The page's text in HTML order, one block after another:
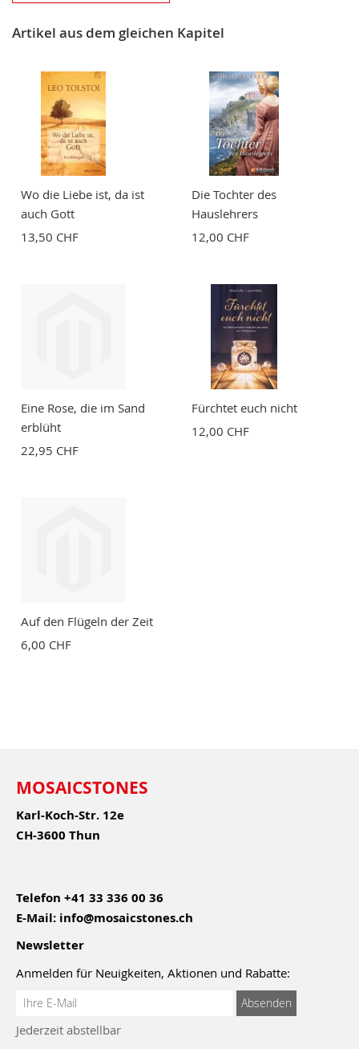
Nickname
Zusammenfassung
Bewertung
Artikel aus dem gleichen Kapitel
Wo die Liebe ist, da ist
auch Gott
13,50 CHF
Die Tochter des
Hauslehrers
12,00 CHF
Eine Rose, die im Sand
erblüht
22,95 CHF
Fürchtet euch nicht
12,00 CHF
Auf den Flügeln der Zeit
6,00 CHF
MOSAICSTONES
Karl-Koch-Str. 12e
CH-3600 Thun
Telefon +41 33 336 00 36
E-Mail: info@mosaicstones.ch
Newsletter
Anmelden für Neuigkeiten, Aktionen und Rabatte:
Anmeldung
Newsletter:
Absenden
Jederzeit abstellbar